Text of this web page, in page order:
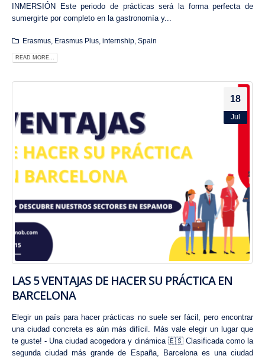
INMERSIÓN Este periodo de prácticas será la forma perfecta de
sumergirte por completo en la gastronomía y...
Erasmus, Erasmus Plus, internship, Spain
READ MORE...
18
Jul
LAS 5 VENTAJAS DE HACER SU PRÁCTICA EN
BARCELONA
Elegir un país para hacer prácticas no suele ser fácil, pero encontrar
una ciudad concreta es aún más difícil. Más vale elegir un lugar que
te guste! - Una ciudad acogedora y dinámica 🇪🇸 Clasificada como la
segunda ciudad más grande de España, Barcelona es una ciudad